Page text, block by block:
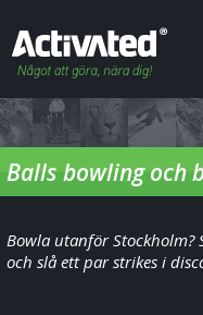
Balls bowling och
Bowla utanför Stockholm?
och slå ett par strikes i